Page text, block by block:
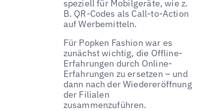
speziell für Mobilgeräte, wie z.
B. QR-Codes als Call-to-Action
auf Werbemitteln.
Für Popken Fashion war es
zunächst wichtig, die Offline-
Erfahrungen durch Online-
Erfahrungen zu ersetzen – und
dann nach der Wiedereröffnung
der Filialen
zusammenzuführen.